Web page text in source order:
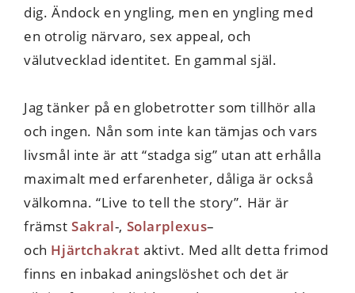
dig. Ändock en yngling, men en yngling med
en otrolig närvaro, sex appeal, och
välutvecklad identitet. En gammal själ.
Jag tänker på en globetrotter som tillhör alla
och ingen. Nån som inte kan tämjas och vars
livsmål inte är att “stadga sig” utan att erhålla
maximalt med erfarenheter, dåliga är också
välkomna. “Live to tell the story”. Här är
främstSakral-, Solarplexus–
och Hjärtchakrat aktivt. Med allt detta frimod
finns en inbakad aningslöshet och det är